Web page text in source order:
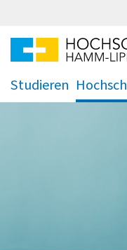
Studieren
. .